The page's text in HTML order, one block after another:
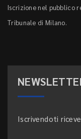
Iscrizione nel pubblico
Tribunale di Milano.
Iscrivendoti